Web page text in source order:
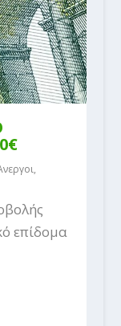
,
επίδομα